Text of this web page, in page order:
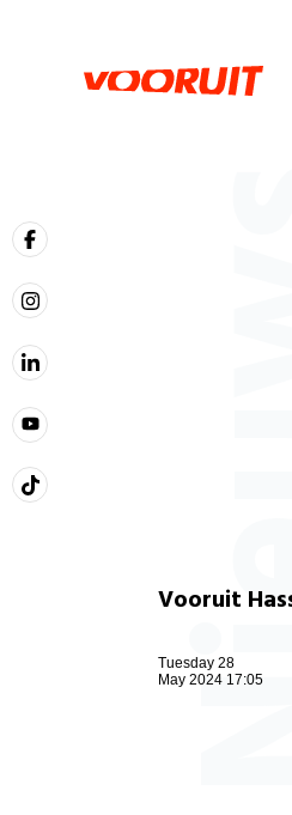
Vooruit
Tuesday 28
May 2024 17:05